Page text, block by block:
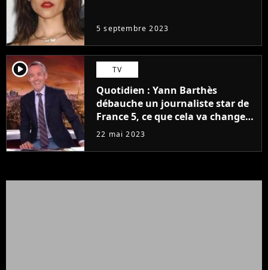
5 septembre 2023
player2 TV
Quotidien : Yann Barthès
débauche un journaliste star de
France 5, ce que cela va changer
à la rentrée
22 mai 2023